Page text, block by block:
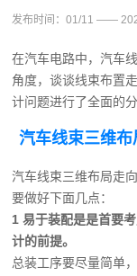
发布时间：01/11 ——
在汽车电路中，汽车
角度，谈谈线束布置
计问题进行了全面的分
汽车线束三维布
汽车线束三维布局走
要做好下面几点：
1 易于装配是是首要
计的前提。
总装工序要尽量简单